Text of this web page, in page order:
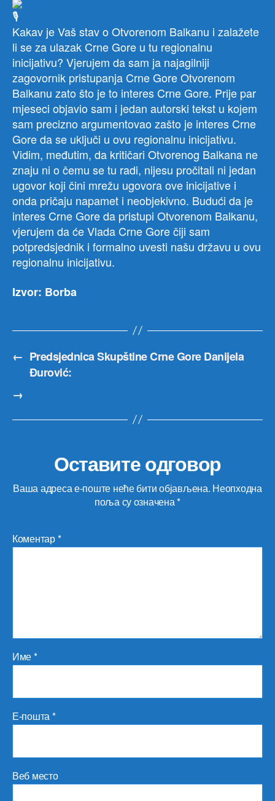
Kakav je Vaš stav o Otvorenom Balkanu i zalažete
li se za ulazak Crne Gore u tu regionalnu
inicijativu? Vjerujem da sam ja najagilniji
zagovornik pristupanja Crne Gore Otvorenom
Balkanu zato što je to interes Crne Gore. Prije par
mjeseci objavio sam i jedan autorski tekst u kojem
sam precizno argumentovao zašto je interes Crne
Gore da se uključi u ovu regionalnu inicijativu.
Vidim, međutim, da kritičari Otvorenog Balkana ne
znaju ni o čemu se tu radi, nijesu pročitali ni jedan
ugovor koji čini mrežu ugovora ove inicijative i
onda pričaju napamet i neobjekivno. Budući da je
interes Crne Gore da pristupi Otvorenom Balkanu,
vjerujem da će Vlada Crne Gore čiji sam
potpredsjednik i formalno uvesti našu državu u ovu
regionalnu inicijativu.
Izvor: Borba
← Predsjednica Skupštine Crne Gore Danijela
Đurović:
→
Оставите одговор
Ваша адреса е-поште неће бити објављена. Неопходна
поља су означена*
Коментар*
Име*
Е-пошта*
Веб место